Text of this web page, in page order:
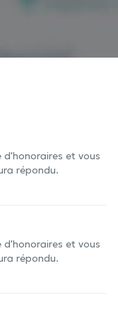
d'honoraires et vous
répondu.
d'honoraires et vous
répondu.